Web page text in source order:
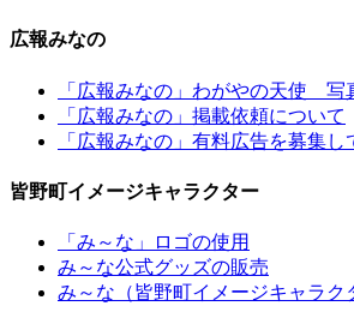
広報みなの
「広報みなの」わがやの天使 写
「広報みなの」掲載依頼について
「広報みなの」有料広告を募集し
皆野町イメージキャラクター
「み～な」ロゴの使用
み～な公式グッズの販売
み～な（皆野町イメージキャラク